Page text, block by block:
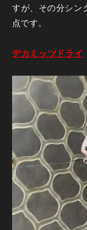
すが、その分シン
点です。
デカミッツドライ